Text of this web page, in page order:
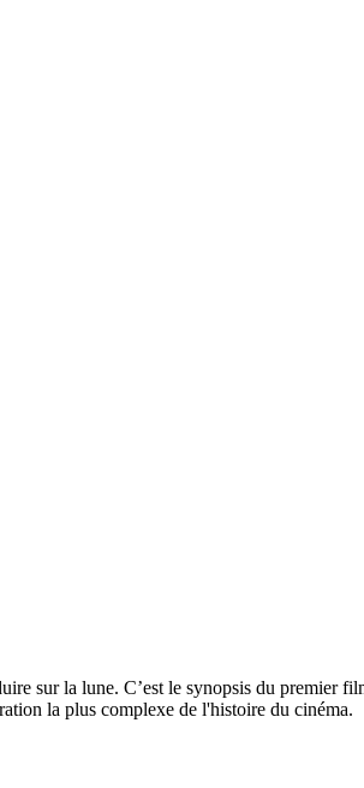
sur la lune. C’est le synopsis du premier
la plus complexe de l'histoire du cinéma.